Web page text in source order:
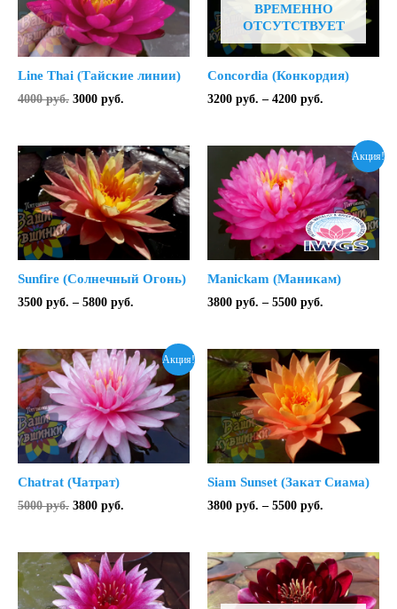
Line Thai (Тайские линии)
4000руб. Первоначальная
4000 руб..
3000 руб.
ВРЕМЕННО
ОТСУТСТВУЕТ
Concordia (Конкордия)
3200 руб. – 4200 руб.
–
4200 руб.
Sunfire (Солнечный Огонь)
3500 руб. – 5800 руб.
–
5800 руб.
Акция!
Manickam (Маникам)
3800 руб. – 5500 руб.
–
5500 руб.
Акция!
Chatrat (Чатрат)
5000руб. Первоначальная
5000 руб..
3800 руб.
Siam Sunset (Закат Сиама)
3800 руб. – 5500 руб.
–
5500 руб.